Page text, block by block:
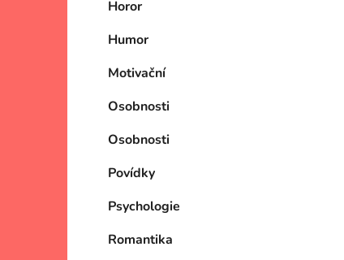
Horor
Humor
Motivační
Osobnosti
Osobnosti
Povídky
Psychologie
Romantika